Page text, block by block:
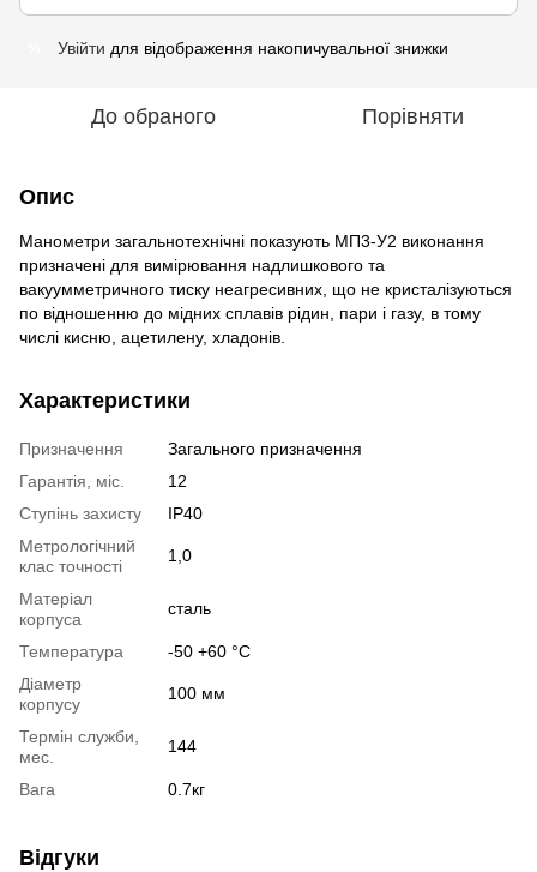
Увійти для відображення накопичувальної знижки
До обраного Порівняти
Опис
Манометри загальнотехнічні показують МП3-У2 виконання
призначені для вимірювання надлишкового та
вакуумметричного тиску неагресивних, що не кристалізуються
по відношенню до мідних сплавів рідин, пари і газу, в тому
числі кисню, ацетилену, хладонів.
Характеристики
Призначення
Загального призначення
Гарантія, міс.
12
Ступінь захисту
IP40
Метрологічний
клас точності
1,0
Матеріал
корпуса
сталь
Температура
-50 +60 °С
Діаметр
корпусу
100 мм
Термін служби,
мес.
144
Вага 0.7кг
Відгуки